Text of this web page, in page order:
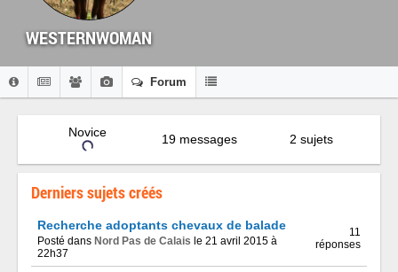
WESTERNWOMAN
Forum
Novice 19 messages 2 sujets
Derniers sujets créés
Recherche adoptants chevaux de balade
Posté dans Nord Pas de Calais le 21 avril 2015 à
22h37
11
réponses